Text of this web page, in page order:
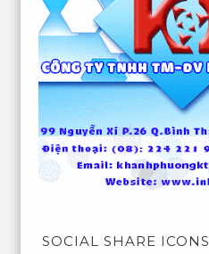
SOCIAL SHARE ICONS